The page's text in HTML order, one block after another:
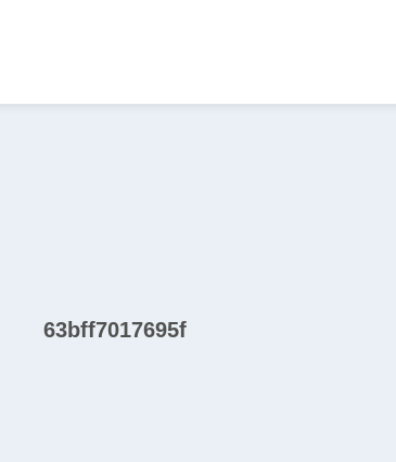
63bff7017695f